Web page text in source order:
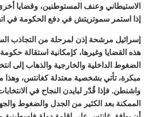
الاستيطاني وعنف المستوطنين، وقضايا
إذا استمر سموتريتش في دفع الحكومة في
إسرائيل مرشحة إذن لمرحلة من التجاذب
هذه القضايا وغيرها، كإمكانية استقالة
الضغوط الداخلية والخارجية والذهاب إلى
مبكرة، تأتي بشخصية معتدلة كغانتس، وهذا
واشنطن. فإذا قُدّر لبايدن النجاح في
الممكنة بعد الكثير من الجدل والضغوط